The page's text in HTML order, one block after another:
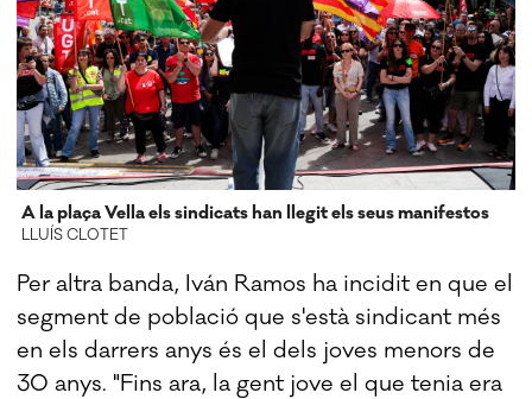
A la plaça Vella els sindicats han llegit els seus manifestos
LLUÍS CLOTET
Per altra banda, Iván Ramos ha incidit en que el
segment de població que s'està sindicant més
en els darrers anys és el dels joves menors de
30 anys. "Fins ara, la gent jove el que tenia era